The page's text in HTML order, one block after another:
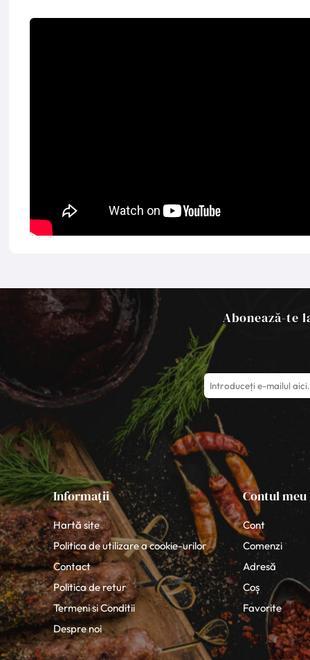
Abonează-te
Informații
Hartă site
Politica de utilizare a cookie-urilor
Contact
Politica de retur
Termeni si Conditii
Despre noi
Contul meu
Cont
Comenzi
Adresă
Coș
Favorite